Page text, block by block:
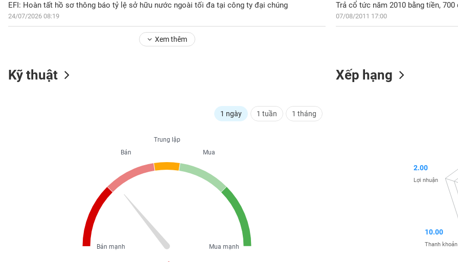
EFI: Hoàn tất hồ sơ thông báo tỷ lệ sở hữu nước ngoài tối đa tại công ty đại chúng
24/07/2026 08:19
Xem thêm
Trả cổ tức năm 2010 bằng tiền, 700
07/08/2011 17:00
Kỹ thuật
1 ngày 1 tuần 1 tháng
Trung lập
Mua
Mua mạnh
Bán
Bán mạnh
Xếp hạng
10.00
Thanh khoản
2.00
Lợi nhuận
CỔ
PHIẾU
SINH